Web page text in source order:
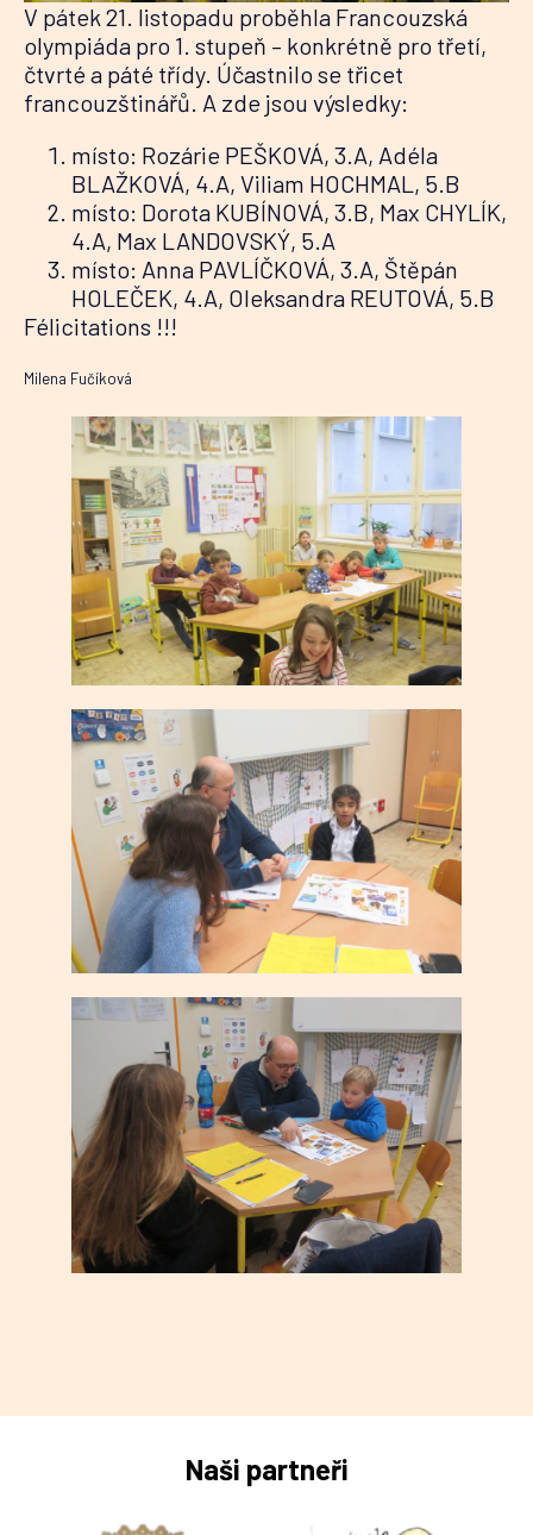
V pátek 21. listopadu proběhla Francouzská
olympiáda pro 1. stupeň – konkrétně pro třetí,
čtvrté a páté třídy. Účastnilo se třicet
francouzštinářů. A zde jsou výsledky:
místo: Rozárie PEŠKOVÁ, 3.A, Adéla
BLAŽKOVÁ, 4.A, Viliam HOCHMAL, 5.B
místo: Dorota KUBÍNOVÁ, 3.B, Max CHYLÍK,
4.A, Max LANDOVSKÝ, 5.A
místo: Anna PAVLÍČKOVÁ, 3.A, Štěpán
HOLEČEK, 4.A, Oleksandra REUTOVÁ, 5.B
Félicitations !!!
Milena Fučíková
Naši partneři